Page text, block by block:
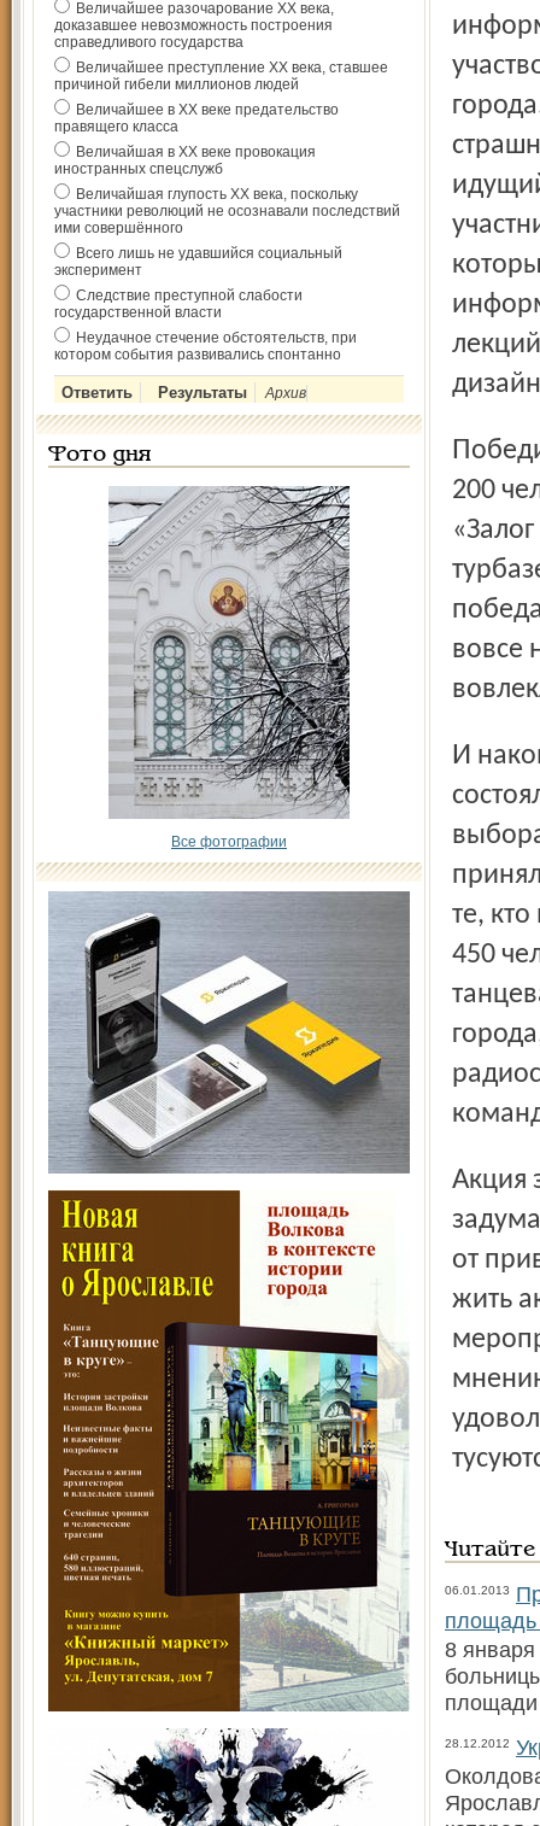
Величайшее разочарование ХХ века,
доказавшее невозможность построения
справедливого государства
Величайшее преступление ХХ века, ставшее
причиной гибели миллионов людей
Величайшее в ХХ веке предательство
правящего класса
Величайшая в ХХ веке провокация
иностранных спецслужб
Величайшая глупость ХХ века, поскольку
участники революций не осознавали последствий
ими совершённого
Всего лишь не удавшийся социальный
эксперимент
Следствие преступной слабости
государственной власти
Неудачное стечение обстоятельств, при
котором события развивались спонтанно
Архив
Фото дня
Все фотографии
Победители первого этапа (около 20 школ, всего более
200
вовсе
И наконец, в апреле в танцевальном клубе «Joy Party»
те,
450
Акция завершена, но она только начало в целой цепочке
от
жить
06.01.2013
8 января
28.12.2012